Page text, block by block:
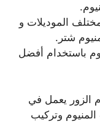
الموديلات و
شتر.
باستخدام أفضل
الزور يعمل في
وتركيب